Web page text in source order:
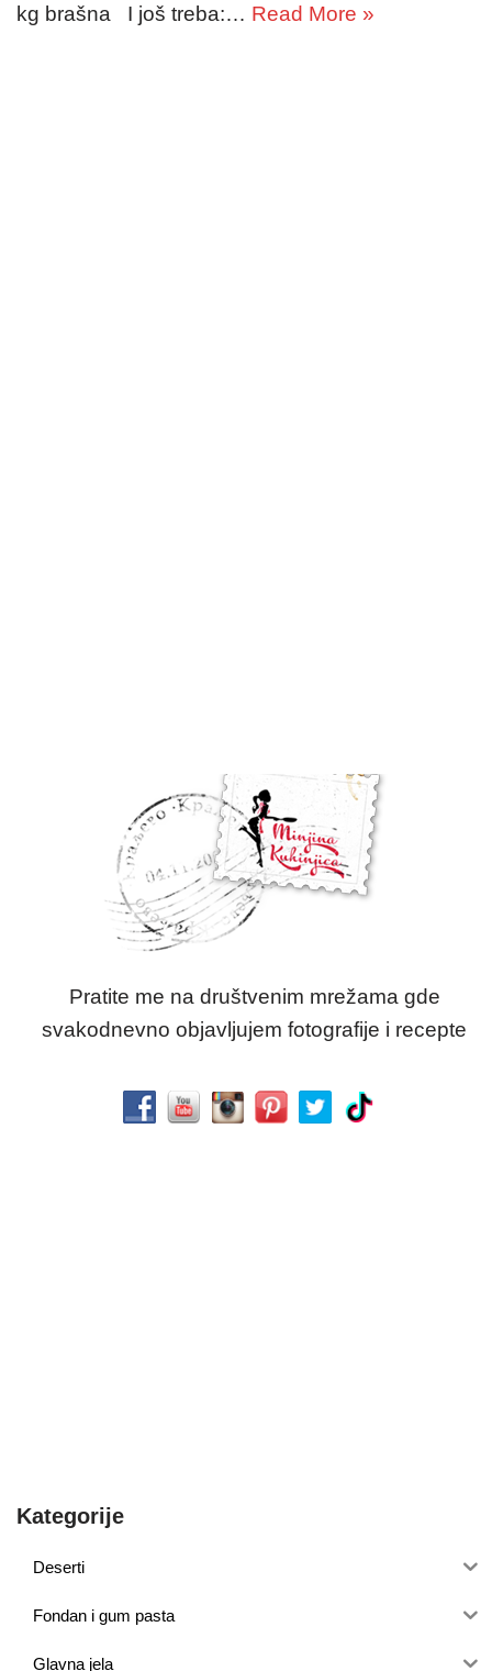
kg brašna I još treba:… Read More »
Pratite me na društvenim mrežama gde
svakodnevno objavljujem fotografije i recepte
Kategorije
Deserti
Fondan i gum pasta
Glavna jela